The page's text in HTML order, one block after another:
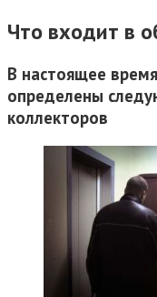
Что входит в
В настоящее
определены
коллекторов